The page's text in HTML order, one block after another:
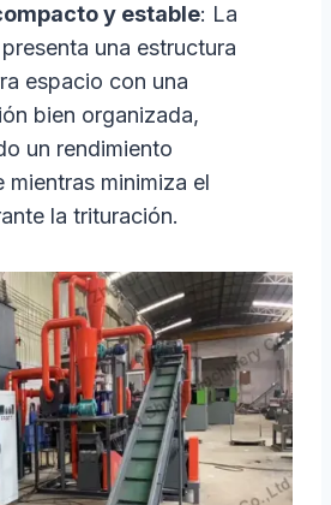
y estable: La
una estructura
espacio con una
bien organizada,
un rendimiento
mientras minimiza el
la trituración.